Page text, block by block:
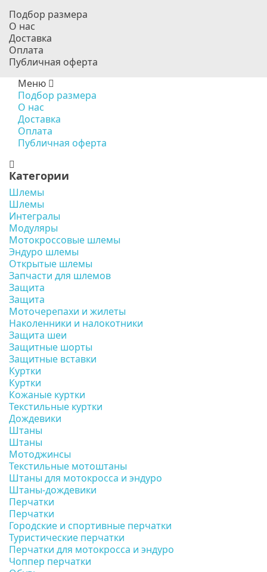
Подбор размера
О нас
Доставка
Оплата
Публичная оферта
Меню
Подбор размера
О нас
Доставка
Оплата
Публичная оферта
Категории
Шлемы
Шлемы
Интегралы
Модуляры
Мотокроссовые шлемы
Эндуро шлемы
Открытые шлемы
Запчасти для шлемов
Защита
Защита
Моточерепахи и жилеты
Наколенники и налокотники
Защита шеи
Защитные шорты
Защитные вставки
Куртки
Куртки
Кожаные куртки
Текстильные куртки
Дождевики
Штаны
Штаны
Мотоджинсы
Текстильные мотоштаны
Штаны для мотокросса и эндуро
Штаны-дождевики
Перчатки
Перчатки
Городские и спортивные перчатки
Туристические перчатки
Перчатки для мотокросса и эндуро
Чоппер перчатки